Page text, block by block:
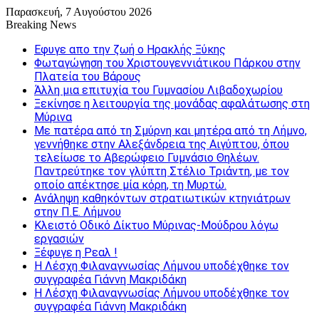
Παρασκευή, 7 Αυγούστου 2026
Breaking News
Εφυγε απο την ζωή o Ηρακλής Ξύκης
Φωταγώγηση του Χριστουγεννιάτικου Πάρκου στην
Πλατεία του Βάρους
Άλλη μια επιτυχία του Γυμνασίου Λιβαδοχωρίου
Ξεκίνησε η λειτουργία της μονάδας αφαλάτωσης στη
Μύρινα
Με πατέρα από τη Σμύρνη και μητέρα από τη Λήμνο,
γεννήθηκε στην Αλεξάνδρεια της Αιγύπτου, όπου
τελείωσε το Αβερώφειο Γυμνάσιο Θηλέων.
Παντρεύτηκε τον γλύπτη Στέλιο Τριάντη, με τον
οποίο απέκτησε μία κόρη, τη Μυρτώ.
Ανάληψη καθηκόντων στρατιωτικών κτηνιάτρων
στην Π.Ε. Λήμνου
Κλειστό Οδικό Δίκτυο Μύρινας-Μούδρου λόγω
εργασιών
Ξέφυγε η Ρεαλ !
Η Λέσχη Φιλαναγνωσίας Λήμνου υποδέχθηκε τον
συγγραφέα Γιάννη Μακριδάκη
Η Λέσχη Φιλαναγνωσίας Λήμνου υποδέχθηκε τον
συγγραφέα Γιάννη Μακριδάκη